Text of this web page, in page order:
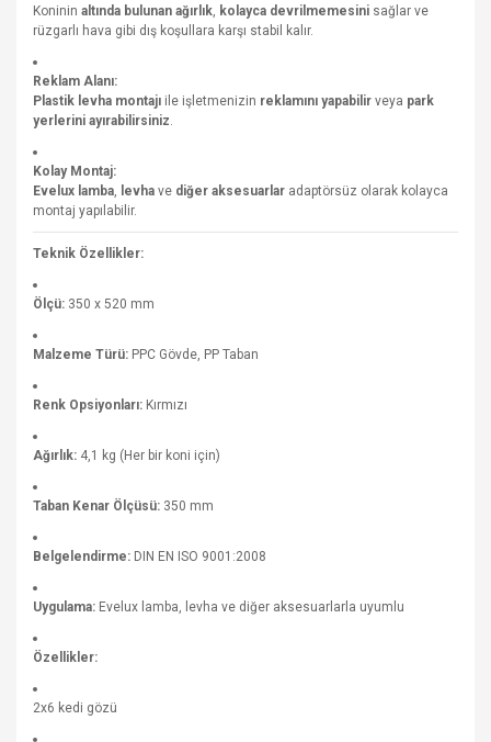
Koninin altında bulunan ağırlık, kolayca devrilmemesini sağlar ve
rüzgarlı hava gibi dış koşullara karşı stabil kalır.
Reklam Alanı:
Plastik levha montajı ile işletmenizin reklamını yapabilir veya park
yerlerini ayırabilirsiniz.
Kolay Montaj:
Evelux lamba, levha ve diğer aksesuarlar adaptörsüz olarak kolayca
montaj yapılabilir.
Teknik Özellikler:
Ölçü: 350 x 520 mm
Malzeme Türü: PPC Gövde, PP Taban
Renk Opsiyonları: Kırmızı
Ağırlık: 4,1 kg (Her bir koni için)
Taban Kenar Ölçüsü: 350 mm
Belgelendirme: DIN EN ISO 9001:2008
Uygulama: Evelux lamba, levha ve diğer aksesuarlarla uyumlu
Özellikler:
2x6 kedi gözü